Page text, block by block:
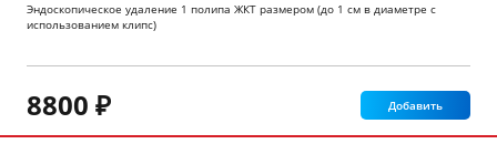
Эндоскопическое удаление 1 полипа ЖКТ размером (до 1 см в диаметре с
использованием клипс)
8800 ₽ Добавить